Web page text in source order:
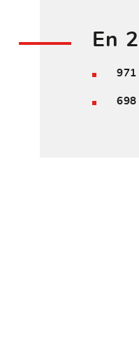
En
971
698